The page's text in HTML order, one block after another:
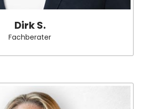
Dirk S.
Fachberater